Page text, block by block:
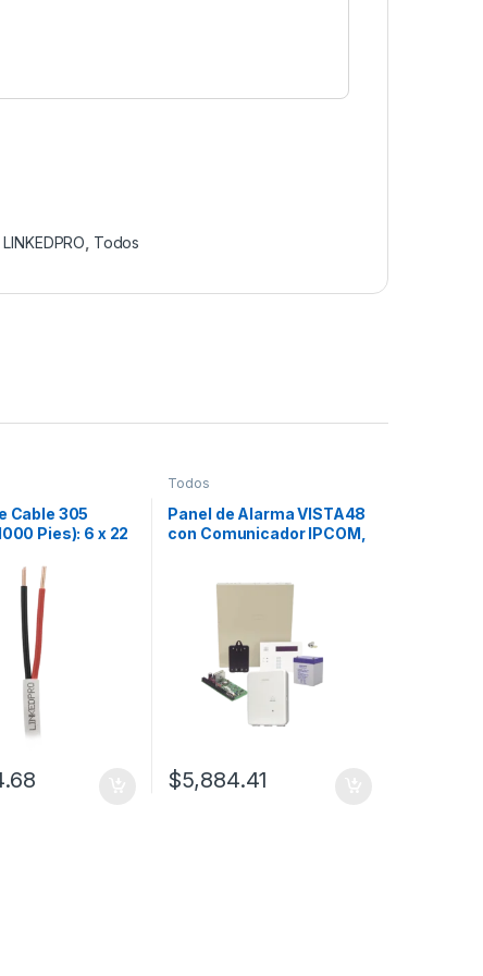
,LINKEDPRO Todos
Cable 305
Pies): 6 x 22
de
y Alarmas
Todos
Panel de Alarma VISTA48
con Comunicador IPCOM,
$5,884.41